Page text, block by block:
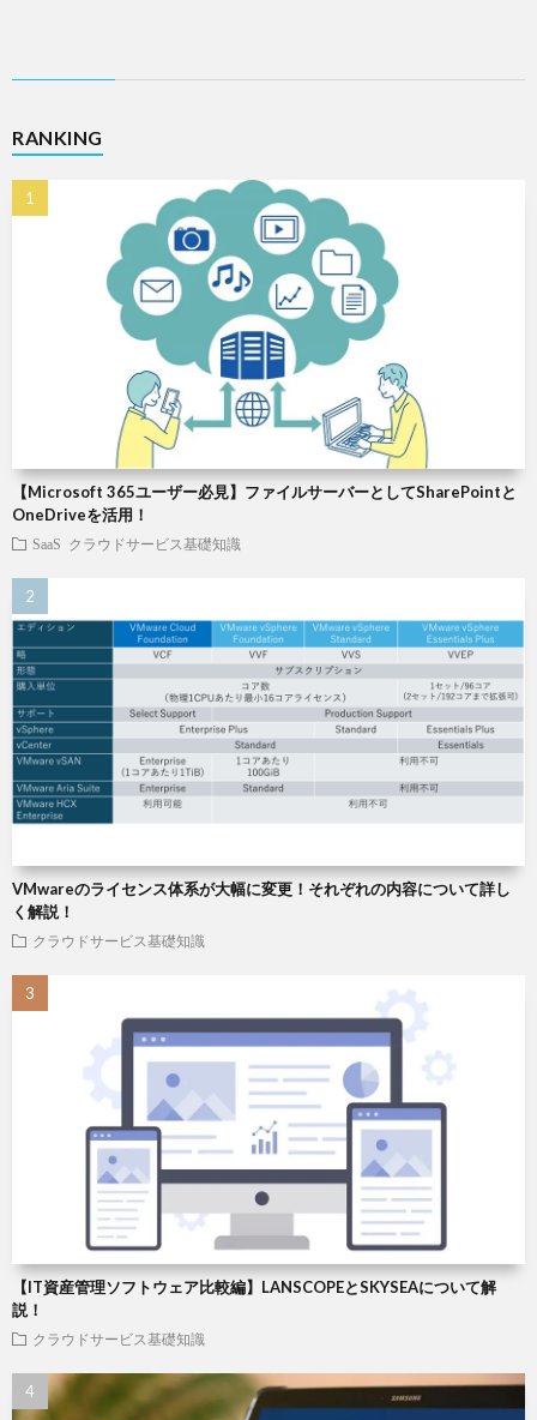
RANKING
【Microsoft 365ユーザー必見】ファイルサーバーとしてSharePointと
OneDriveを活用！
SaaS クラウドサービス基礎知識
VMwareのライセンス体系が大幅に変更！それぞれの内容について詳し
く解説！
クラウドサービス基礎知識
【IT資産管理ソフトウェア比較編】LANSCOPEとSKYSEAについて解
説！
クラウドサービス基礎知識